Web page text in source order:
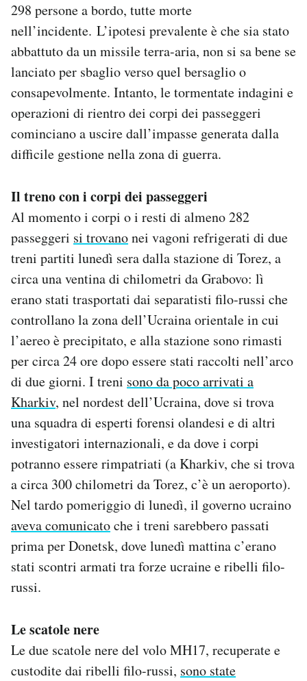
Notifiche mobile
Regala il Post
Hai bisogno di aiuto?
Esci
298 persone a bordo, tutte morte
nell’incidente. L’ipotesi prevalente è che sia stato
abbattuto da un missile terra-aria, non si sa bene se
lanciato per sbaglio verso quel bersaglio o
consapevolmente. Intanto, le tormentate indagini e
operazioni di rientro dei corpi dei passeggeri
cominciano a uscire dall’impasse generata dalla
difficile gestione nella zona di guerra.
Il treno con i corpi dei passeggeri
Al momento i corpi o i resti di almeno 282
passeggeri si trovanonei vagoni refrigerati di due
treni partiti lunedì sera dalla stazione di Torez, a
circa una ventina di chilometri da Grabovo: lì
erano stati trasportati dai separatisti filo-russi che
controllano la zona dell’Ucraina orientale in cui
l’aereo è precipitato, e alla stazione sono rimasti
per circa 24 ore dopo essere stati raccolti nell’arco
di due giorni. I treni sono da poco arrivati a
Kharkiv, nel nordest dell’Ucraina, dove si trova
una squadra di esperti forensi olandesi e di altri
investigatori internazionali, e da dove i corpi
potranno essere rimpatriati (a Kharkiv, che si trova
a circa 300 chilometri da Torez, c’è un aeroporto).
Nel tardo pomeriggio di lunedì, il governo ucraino
aveva comunicatoche i treni sarebbero passati
prima per Donetsk, dove lunedì mattina c’erano
stati scontri armati tra forze ucraine e ribelli filo-
russi.
Le scatole nere
Le due scatole nere del volo MH17, recuperate e
custodite dai ribelli filo-russi, sono state